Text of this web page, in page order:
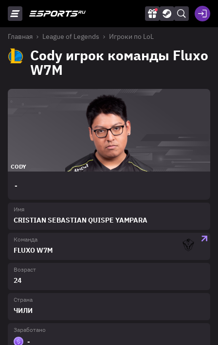
Главная League of Legends Игроки по LoL
Cody игрок команды Fluxo
W7M
CODY
-
Имя
CRISTIAN SEBASTIAN QUISPE YAMPARA
Команда
FLUXO W7M
Возраст
24
Страна
ЧИЛИ
Заработано
-